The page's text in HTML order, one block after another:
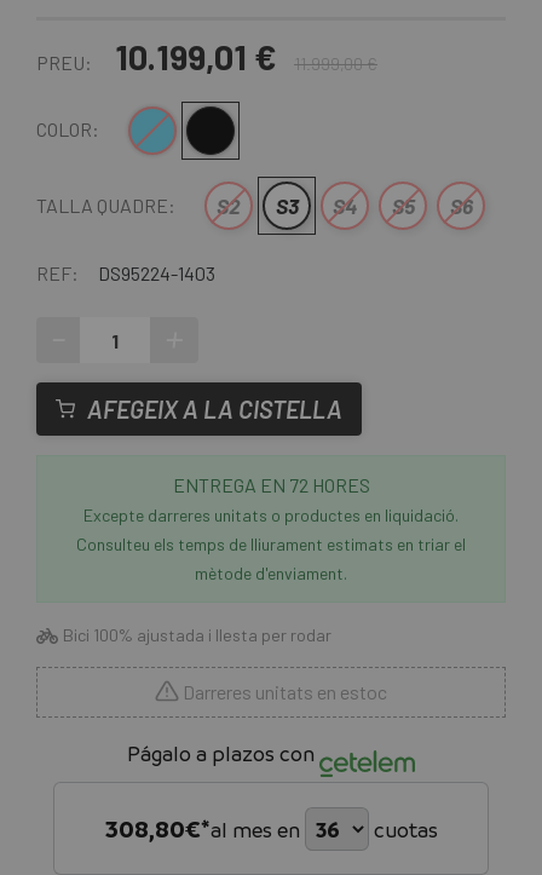
PREU: 10.199,01 € 11.999,00 €
COLOR: Blau Negre
TALLA QUADRE: S2 S3 S4 S5 S6
REF: DS95224-1403
AFEGEIX A LA CISTELLA
ENTREGA EN 72 HORES
Excepte darreres unitats o productes en liquidació.
Consulteu els temps de lliurament estimats en triar el
mètode d'enviament.
Bici 100% ajustada i llesta per rodar
Darreres unitats en estoc
Págalo a plazos con
308,80€*al mes en cuotas